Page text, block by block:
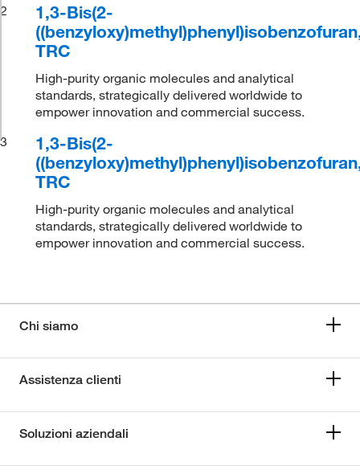
2
1,3-Bis(2-
TRC
High-purity organic molecules and analytical
standards, strategically delivered worldwide to
empower innovation and commercial success.
3
1,3-Bis(2-
TRC
High-purity organic molecules and analytical
standards, strategically delivered worldwide to
empower innovation and commercial success.
Chi siamo
Assistenza clienti
Soluzioni aziendali